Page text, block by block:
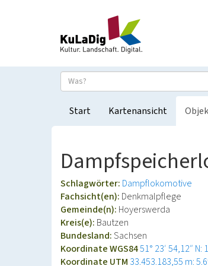
Start Kartenansicht
Schlagwörter: Dampflokomotive
Fachsicht(en): Denkmalpflege
Gemeinde(n): Hoyerswerda
Kreis(e): Bautzen
Bundesland:Sachsen
Koordinate WGS8451° 23′ 54,12″ N:
Koordinate UTM 33.453.183,55 m: